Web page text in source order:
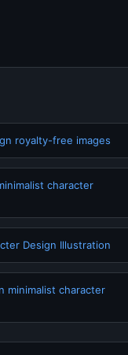
royalty-free images
character
Design Illustration
minimalist character